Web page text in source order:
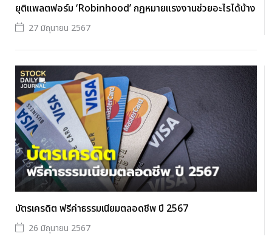
ยุติแพลตฟอร์ม ‘Robinhood’ กฏหมายแรงงานช่วยอะไรได้บ้าง
27 มิถุนายน 2567
บัตรเครดิต ฟรีค่าธรรมเนียมตลอดชีพ ปี 2567
26 มิถุนายน 2567